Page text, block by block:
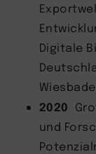
Digitale
2020
und